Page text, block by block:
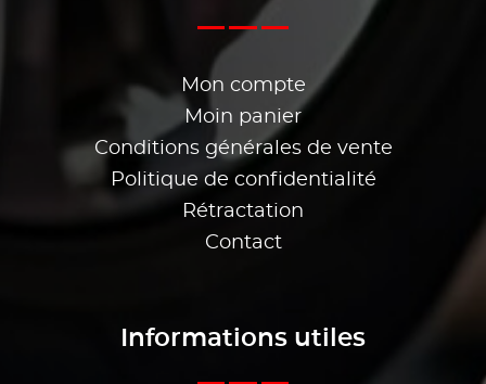
Mon compte
Moin panier
Conditions générales de vente
Politique de confidentialité
Rétractation
Contact
Informations utiles